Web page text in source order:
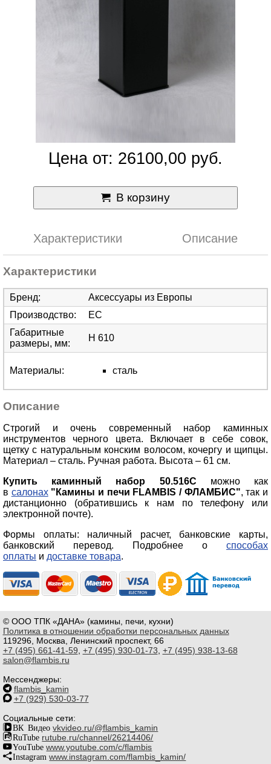
Цена от: 26100,00 руб.
В корзину
Характеристики Описание
Характеристики
Бренд:
Аксессуары из Европы
Производство:
ЕС
Габаритные
размеры, мм:
H 610
Материалы: сталь
Описание
Строгий и очень современный набор каминных
инструментов черного цвета. Включает в себе совок,
щетку с натуральным конским волосом, кочергу и щипцы.
Материал – сталь. Ручная работа. Высота – 61 см.
Купить каминный набор 50.516C можно как
в салонах "Камины и печи FLAMBIS / ФЛАМБИС", так и
дистанционно (обратившись к нам по телефону или
электронной почте).
Формы оплаты: наличный расчет, банковские карты,
банковский перевод. Подробнее о способах
оплаты и доставке товара.
© ООО ТПК «ДАНА» (камины, печи, кухни)
Политика в отношении обработки персональных данных
119296, Москва, Ленинский проспект, 66
+7 (495) 661-41-59, +7 (495) 930-01-73, +7 (495) 938-13-68
salon@flambis.ru
Мессенджеры:
flambis_kamin
+7 (929) 530-03-77
Социальные сети:
ВК Видео vkvideo.ru/@flambis_kamin
RuTube rutube.ru/channel/26214406/
YouTube www.youtube.com/c/flambis
Instagram www.instagram.com/flambis_kamin/